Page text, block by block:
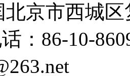
京市西城
：86-10-